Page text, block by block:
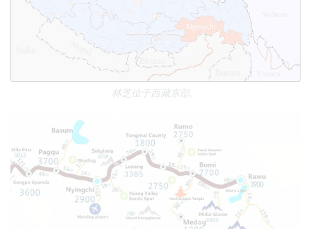
林芝位于西藏东部。